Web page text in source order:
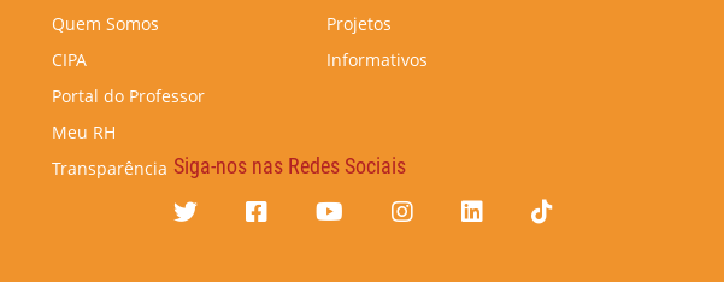
Quem Somos
CIPA
Portal do Professor
Meu RH
Transparência
Projetos
Informativos
Siga-nos nas Redes Sociais